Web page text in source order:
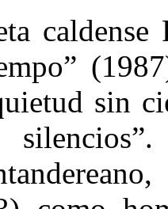
sin